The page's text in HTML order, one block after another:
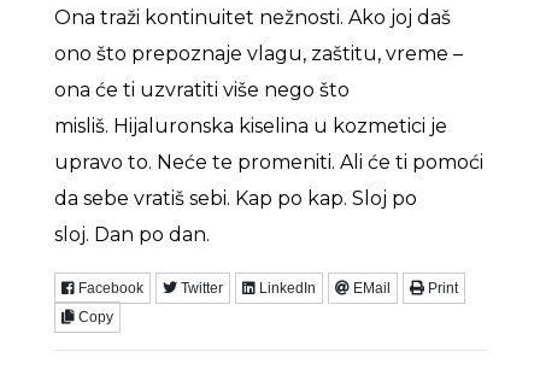
Ona traži kontinuitet nežnosti. Ako joj daš
ono što prepoznaje vlagu, zaštitu, vreme –
ona će ti uzvratiti više nego što
misliš. Hijaluronska kiselina u kozmetici je
upravo to. Neće te promeniti. Ali će ti pomoći
da sebe vratiš sebi. Kap po kap. Sloj po
sloj. Dan po dan.
Facebook Twitter LinkedIn EMail
Print
Copy